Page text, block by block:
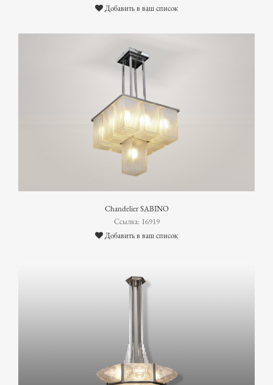
Добавить в ваш список
Chandelier SABINO
Ссылка: 16919
Добавить в ваш список